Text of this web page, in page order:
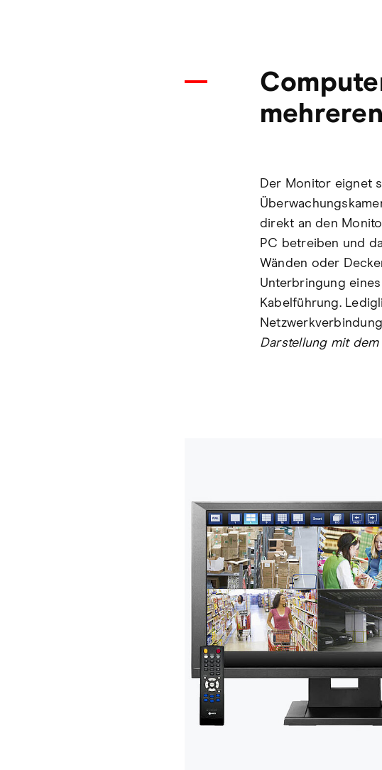
Der Monitor eignet
direkt an den
PC betreiben und
Wänden oder
Unterbringung
Kabelführung.
Darstellung mit dem